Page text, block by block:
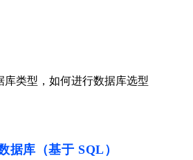
据库（基于 SQL）